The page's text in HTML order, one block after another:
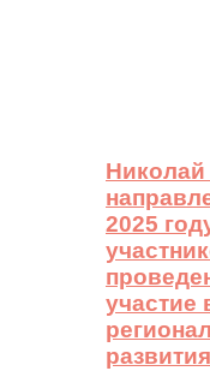
2025
участие
развития